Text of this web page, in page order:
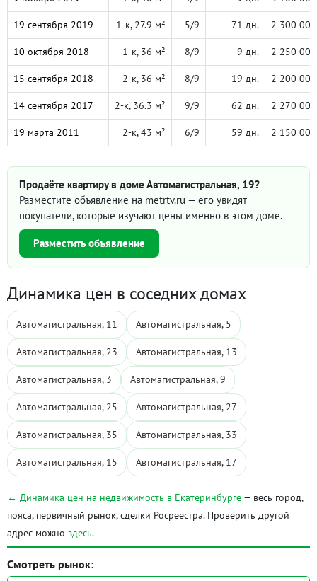
19 сентября 2019 1-к, 27.9 м² 5/9 71 дн. 2 300 000
10 октября 2018 1-к, 36 м² 8/9 9 дн. 2 250 000
15 сентября 2018 2-к, 36 м² 8/9 19 дн. 2 200 000
14 сентября 2017 2-к, 36.3 м² 9/9 62 дн. 2 270 000
19 марта 2011 2-к, 43 м² 6/9 59 дн. 2 150 000
Продаёте квартиру в доме Автомагистральная, 19?
Разместите объявление на metrtv.ru — его увидят
покупатели, которые изучают цены именно в этом доме.
Разместить объявление
Динамика цен в соседних домах
Автомагистральная, 11 Автомагистральная, 5
Автомагистральная, 23 Автомагистральная, 13
Автомагистральная, 3 Автомагистральная, 9
Автомагистральная, 25 Автомагистральная, 27
Автомагистральная, 35 Автомагистральная, 33
Автомагистральная, 15 Автомагистральная, 17
← Динамика цен на недвижимость в Екатеринбурге — весь город,
пояса, первичный рынок, сделки Росреестра. Проверить другой
адрес можно здесь.
Смотреть рынок: